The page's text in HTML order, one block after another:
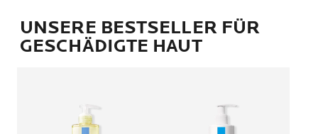
UNSERE BESTSELLER FÜR
GESCHÄDIGTE HAUT